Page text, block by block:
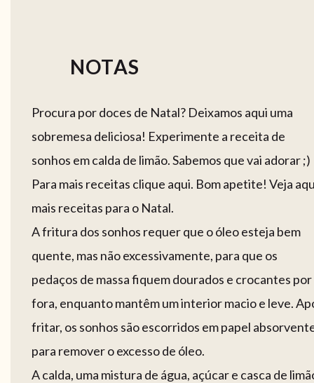
NOTAS
Procura por doces de Natal? Deixamos aqui uma
sobremesa deliciosa! Experimente a receita de
sonhos em calda de limão. Sabemos que vai adorar ;)
Para mais receitas clique aqui. Bom apetite! Veja
mais receitas para o Natal.
A fritura dos sonhos requer que o óleo esteja bem
quente, mas não excessivamente, para que os
pedaços de massa fiquem dourados e crocantes por
fora, enquanto mantêm um interior macio e leve.
fritar, os sonhos são escorridos em papel
para remover o excesso de óleo.
A calda, uma mistura de água, açúcar e casca de